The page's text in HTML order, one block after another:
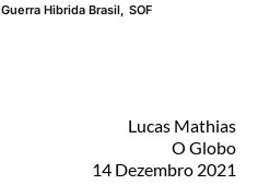
Guerra Hibrida Brasil,SOF
Lucas Mathias
O Globo
14 Dezembro 2021